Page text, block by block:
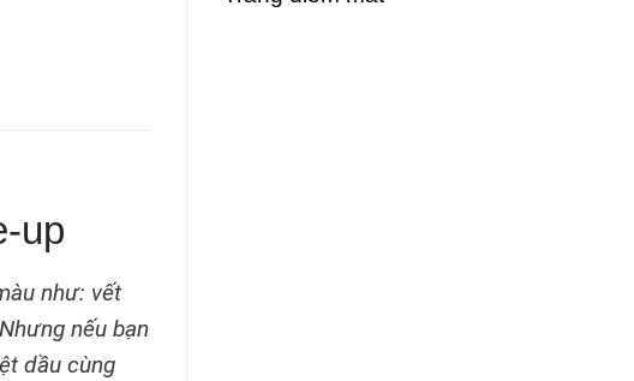
up
àu như: vết
ưng nếu bạn
ệt dầu cùng